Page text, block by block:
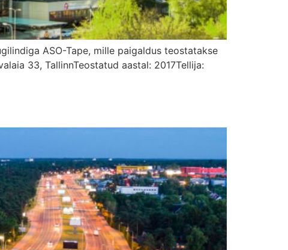
ASO-Tape, mille paigaldus teostatakse
33, TallinnTeostatud aastal: 2017Tellija: